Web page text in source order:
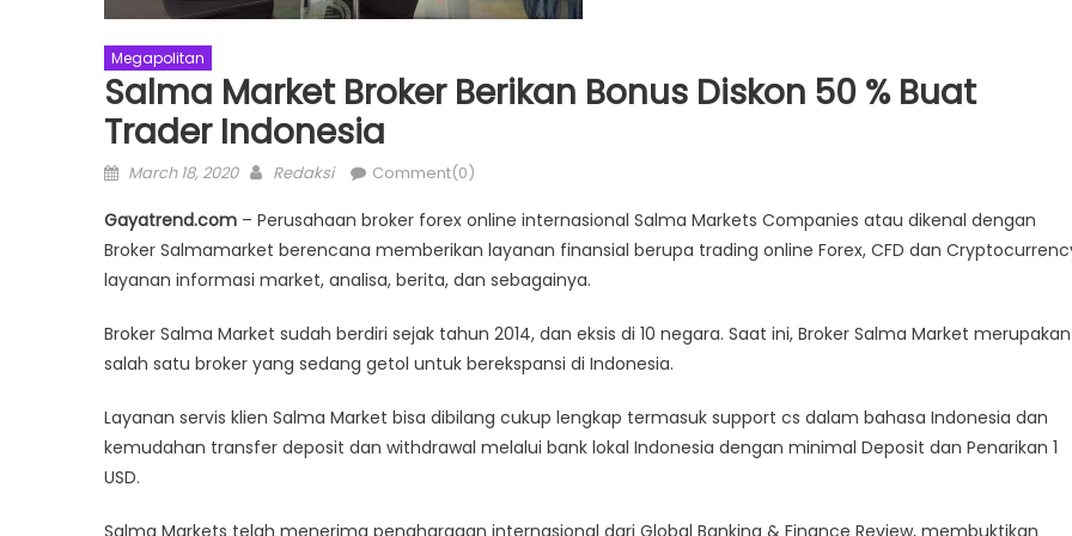
Megapolitan
Salma Market Broker Berikan Bonus Diskon 50 % Buat
Trader Indonesia
Posted
March 18, 2020 Author
Redaksi Comment(0)
Gayatrend.com – Perusahaan broker forex online internasional Salma Markets Companies atau dikenal dengan
Broker Salmamarket berencana memberikan layanan finansial berupa trading online Forex, CFD dan
layanan informasi market, analisa, berita, dan sebagainya.
Broker Salma Market sudah berdiri sejak tahun 2014, dan eksis di 10 negara. Saat ini, Broker Salma Market merupakan
salah satu broker yang sedang getol untuk berekspansi di Indonesia.
Layanan servis klien Salma Market bisa dibilang cukup lengkap termasuk support cs dalam bahasa Indonesia dan
kemudahan transfer deposit dan withdrawal melalui bank lokal Indonesia dengan minimal Deposit dan Penarikan 1
USD.
Salma Markets telah menerima penghargaan internasional dari Global Banking & Finance Review, membuktikan